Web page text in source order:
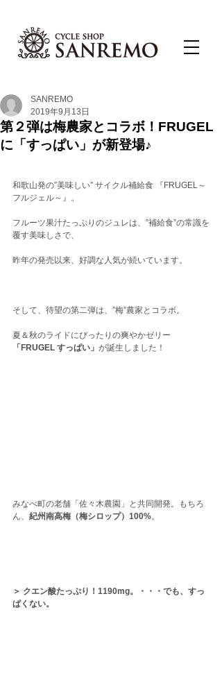
第２弾は梅農家とコラボ！FRUGEL
に「すっぱい」が新登場♪
SANREMO
2019年9月13日
和歌山発の”美味しい” サイクル補給食 『FRUGEL～
フルジェル～』。
フルーツ果汁たっぷりのジュレは、”補給食”の常識を
覆す美味しさで、
昨年の発売以来、好調な人気が続いています。
そして、待望の第二弾は、”梅”農家とコラボ。
夏＆秋のライドにぴったりの爽やかゼリー
「FRUGEL すっぱい」 が誕生しました！
みなべ町の老舗「佐々木農園」と共同開発。もちろ
ん、 紀州南高梅（梅シロップ）100%。
＞ クエン酸たっぷり！1190mg。・・・でも、すっ
ぱくない。